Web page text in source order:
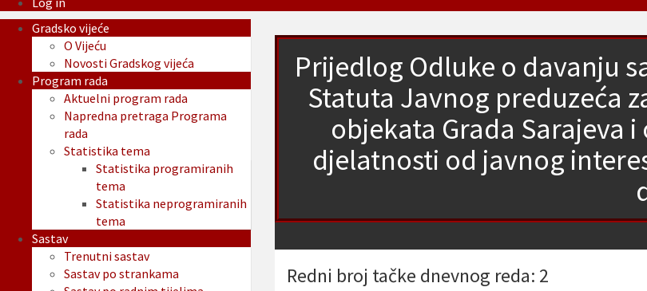
Prijedlog Odluke o davanju
Statuta Javnog preduzeća
objekata Grada Sarajeva
djelatnosti od javnog
Redni broj tačke dnevnog reda: 2
Gradsko vijeće
O Vijeću
Novosti Gradskog vijeća
Program rada
Aktuelni program rada
Napredna pretraga Programa
rada
Statistika tema
Statistika programiranih
tema
Statistika neprogramiranih
tema
Sastav
Trenutni sastav
Sastav po strankama